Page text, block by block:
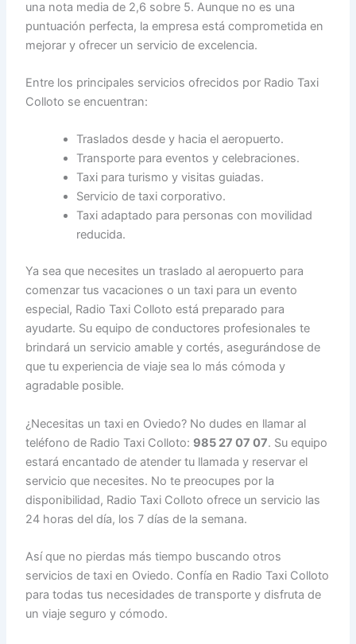
una nota media de 2,6 sobre 5. Aunque no es una
puntuación perfecta, la empresa está comprometida en
mejorar y ofrecer un servicio de excelencia.
Entre los principales servicios ofrecidos por Radio Taxi
Colloto se encuentran:
Traslados desde y hacia el aeropuerto.
Transporte para eventos y celebraciones.
Taxi para turismo y visitas guiadas.
Servicio de taxi corporativo.
Taxi adaptado para personas con movilidad
reducida.
Ya sea que necesites un traslado al aeropuerto para
comenzar tus vacaciones o un taxi para un evento
especial, Radio Taxi Colloto está preparado para
ayudarte. Su equipo de conductores profesionales te
brindará un servicio amable y cortés, asegurándose de
que tu experiencia de viaje sea lo más cómoda y
agradable posible.
¿Necesitas un taxi en Oviedo? No dudes en llamar al
teléfono de Radio Taxi Colloto: 985 27 07 07. Su equipo
estará encantado de atender tu llamada y reservar el
servicio que necesites. No te preocupes por la
disponibilidad, Radio Taxi Colloto ofrece un servicio las
24 horas del día, los 7 días de la semana.
Así que no pierdas más tiempo buscando otros
servicios de taxi en Oviedo. Confía en Radio Taxi Colloto
para todas tus necesidades de transporte y disfruta de
un viaje seguro y cómodo.